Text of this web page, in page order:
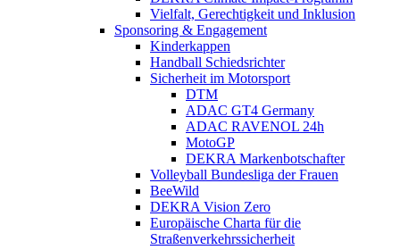
Vielfalt, Gerechtigkeit und Inklusion​
Sponsoring & Engagement
Kinderkappen
Handball Schiedsrichter
Sicherheit im Motorsport
DTM
ADAC GT4 Germany
ADAC RAVENOL 24h
MotoGP
DEKRA Markenbotschafter
Volleyball Bundesliga der Frauen
BeeWild
DEKRA Vision Zero
Europäische Charta für die
Straßenverkehrssicherheit